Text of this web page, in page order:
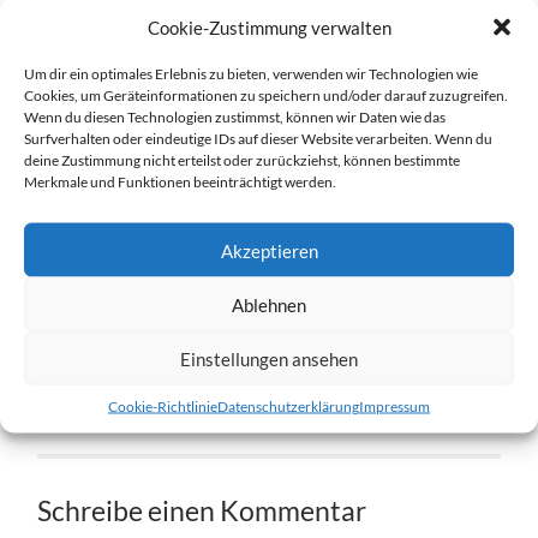
Cookie-Zustimmung verwalten
Um dir ein optimales Erlebnis zu bieten, verwenden wir Technologien wie
Cookies, um Geräteinformationen zu speichern und/oder darauf zuzugreifen.
Wenn du diesen Technologien zustimmst, können wir Daten wie das
Surfverhalten oder eindeutige IDs auf dieser Website verarbeiten. Wenn du
deine Zustimmung nicht erteilst oder zurückziehst, können bestimmte
Merkmale und Funktionen beeinträchtigt werden.
Akzeptieren
Ablehnen
Einstellungen ansehen
Cookie-RichtlinieDatenschutzerklärungImpressum
1204x1204 PX
Nächster»
Schreibe einen Kommentar